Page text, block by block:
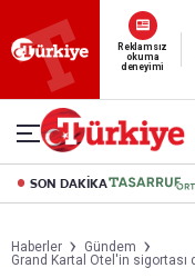
Reklamsız
okuma
deneyimi
SON DAKİKA
Haberler
Gündem
Grand Kartal Otel'in sigortası